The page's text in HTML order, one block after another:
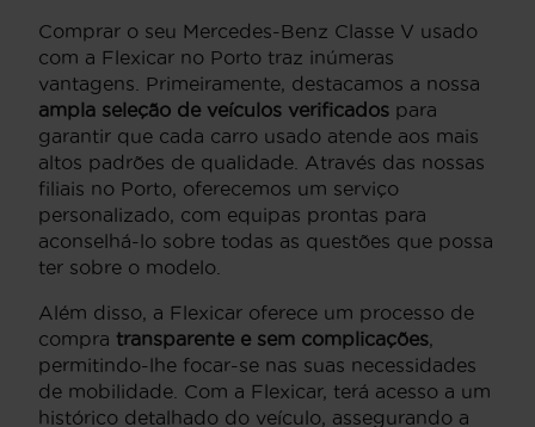
Comprar o seu Mercedes-Benz Classe V usado
com a Flexicar no Porto traz inúmeras
vantagens. Primeiramente, destacamos a nossa
ampla seleção de veículos verificados para
garantir que cada carro usado atende aos mais
altos padrões de qualidade. Através das nossas
filiais no Porto, oferecemos um serviço
personalizado, com equipas prontas para
aconselhá-lo sobre todas as questões que possa
ter sobre o modelo.
Além disso, a Flexicar oferece um processo de
compra transparente e sem complicações,
permitindo-lhe focar-se nas suas necessidades
de mobilidade. Com a Flexicar, terá acesso a um
histórico detalhado do veículo, assegurando a